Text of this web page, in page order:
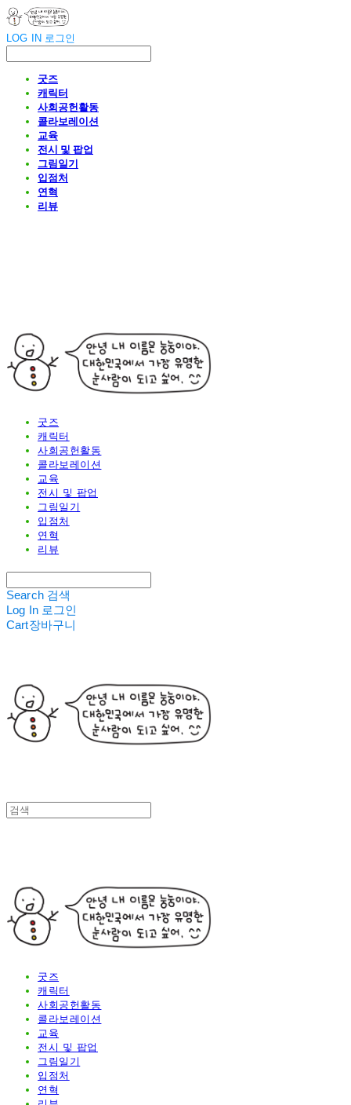
LOG IN 로그인
굿즈
캐릭터
사회공헌활동
콜라보레이션
교육
전시 및 팝업
그림일기
입점처
연혁
리뷰
굿즈
캐릭터
사회공헌활동
콜라보레이션
교육
전시 및 팝업
그림일기
입점처
연혁
리뷰
Search 검색
Log In 로그인
Cart장바구니
굿즈
캐릭터
사회공헌활동
콜라보레이션
교육
전시 및 팝업
그림일기
입점처
연혁